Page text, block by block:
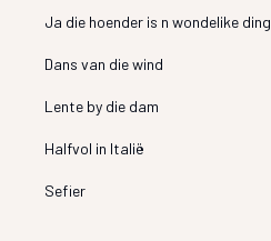
Ja die hoender is n wondelike ding
Dans van die wind
Lente by die dam
Halfvol in Italië
Sefier